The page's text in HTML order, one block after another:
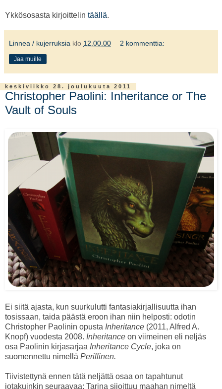
Ykkösosasta kirjoittelin täällä.
Linnea / kujerruksia klo 12.00.00 2 kommenttia:
Jaa muille
keskiviikko 28. joulukuuta 2011
Christopher Paolini: Inheritance or The
Vault of Souls
Ei siitä ajasta, kun suurkulutti fantasiakirjallisuutta ihan
tosissaan, taida päästä eroon ihan niin helposti: odotin
Christopher Paolinin opusta Inheritance (2011, Alfred A.
Knopf) vuodesta 2008. Inheritance on viimeinen eli neljäs
osa Paolinin kirjasarjaa Inheritance Cycle, joka on
suomennettu nimellä Perillinen.
Tiivistettynä ennen tätä neljättä osaa on tapahtunut
jotakuinkin seuraavaa: Tarina sijoittuu maahan nimeltä